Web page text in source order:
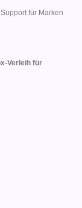
für Marken
Verleih für